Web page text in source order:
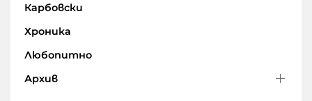
Карбовски
Хроника
Любопитно
Архив